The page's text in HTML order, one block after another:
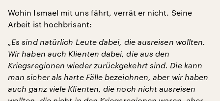
Wohin Ismael mit uns fährt, verrät er nicht. Seine
Arbeit ist hochbrisant:
„Es sind natürlich Leute dabei, die ausreisen wollten.
Wir haben auch Klienten dabei, die aus den
Kriegsregionen wieder zurückgekehrt sind. Die kann
man sicher als harte Fälle bezeichnen, aber wir haben
auch ganz viele Klienten, die noch nicht ausreisen